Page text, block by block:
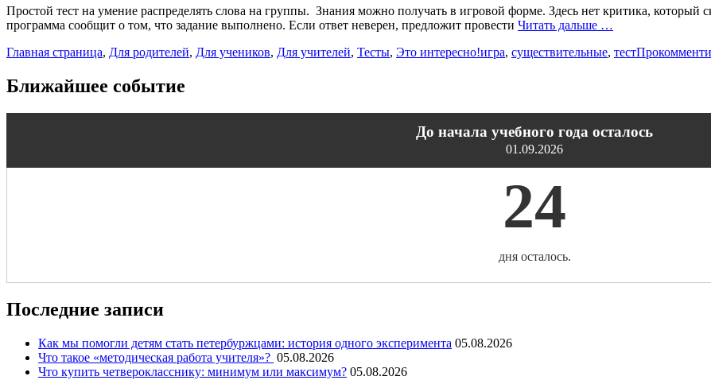
Простой тест на умение распределять слова на группы. Знания можно получать в игровой форме. Здесь нет критика, который
программа сообщит о том, что задание выполнено. Если ответ неверен, предложит провести Читать дальше …
Главная страница, Для родителей, Для учеников, Для учителей, Тесты, Это интересно!игра, существительные, тест
Ближайшее событие
До начала учебного года осталось
01.09.2026
24
дня осталось.
Последние записи
Как мы помогли детям стать петербуржцами: история одного эксперимента 05.08.2026
Что такое «методическая работа учителя»? 05.08.2026
Что купить четверокласснику: минимум или максимум? 05.08.2026